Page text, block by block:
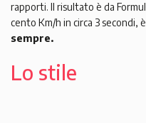
rapporti. Il risultato è da
cento Km/h in circa 3 secondi,
sempre.
Lo stile